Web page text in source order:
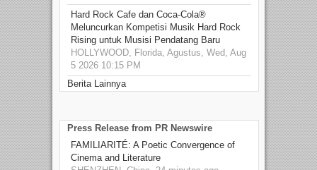
Hard Rock Cafe dan Coca-Cola®
Meluncurkan Kompetisi Musik Hard Rock
Rising untuk Musisi Pendatang Baru
HOLLYWOOD, Florida, Agustus, Wed, Aug
5 2026 10:15 PM
Berita Lainnya
Press Release from PR Newswire
FAMILIARITÉ: A Poetic Convergence of
Cinema and Literature